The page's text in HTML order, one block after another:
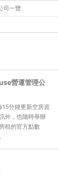
司一覽
營運管理公
分鐘更新空房資
外，也隨時舉辦
租的官方點數